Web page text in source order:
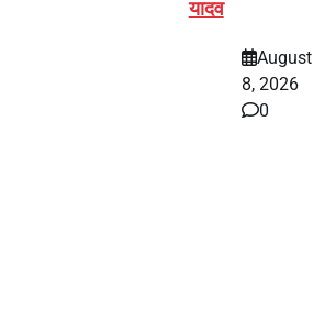
यादव
August
8, 2026
0